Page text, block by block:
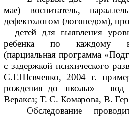
мае) воспитатель,
дефектологом (логопедом),
детей для выявления
ребенка по каждому
(парциальная программа
с задержкой психического
С.Г.Шевченко, 2004 г.
рождения до школы»
Веракса; Т. С. Комарова, В.
Обследование